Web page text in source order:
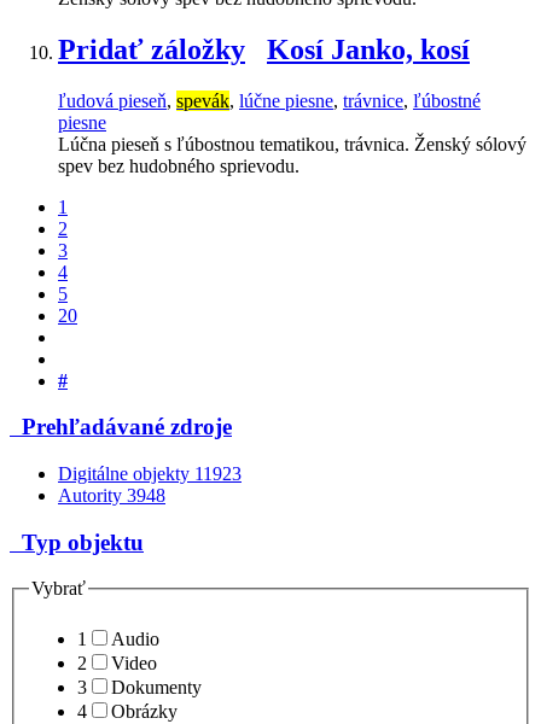
Pridať záložky Kosí Janko, kosí
ľudová pieseň, spevák, lúčne piesne, trávnice, ľúbostné
piesne
Lúčna pieseň s ľúbostnou tematikou, trávnica. Ženský sólový
spev bez hudobného sprievodu.
1
2
3
4
5
20
#
Prehľadávané zdroje
Digitálne objekty 11923
Autority 3948
Typ objektu
Vybrať
1
Audio
2
Video
3
Dokumenty
4
Obrázky